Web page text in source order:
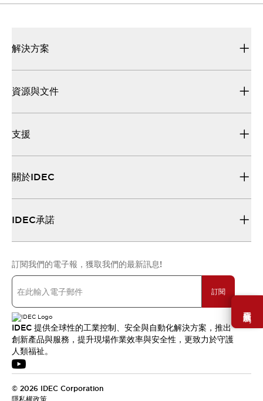
需要幫助嗎？
解決方案
資源與文件
支援
關於IDEC
IDEC承諾
訂閱我們的電子報，獲取我們的最新訊息!
訂閱
IDEC 提供全球性的工業控制、安全與自動化解決方案，推出
創新產品與服務，提升現場作業效率與安全性，更致力於守護
人類福祉。
© 2026 IDEC Corporation